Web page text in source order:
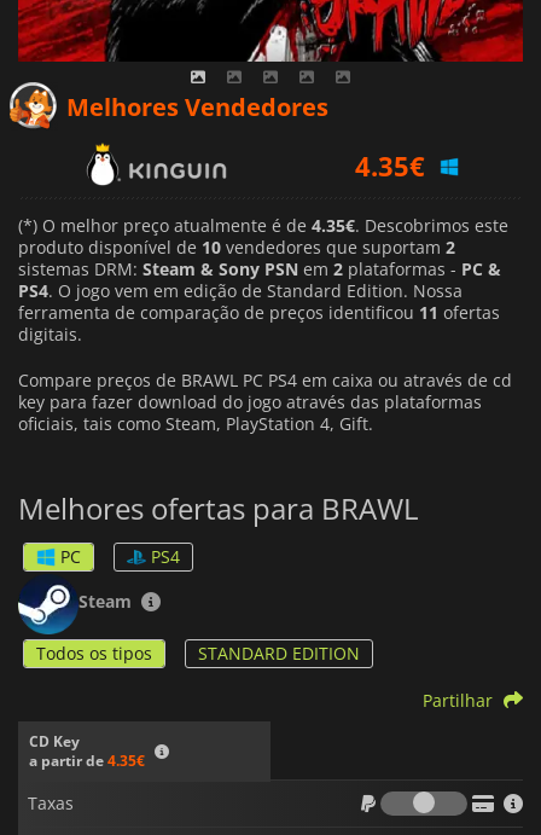
Melhores Vendedores
5.24€
4.42€
(*) O melhor preço atualmente é de 4.35€. Descobrimos este
produto disponível de 10 vendedores que suportam 2
sistemas DRM: Steam & Sony PSN em 2 plataformas - PC &
PS4. O jogo vem em edição de Standard Edition. Nossa
ferramenta de comparação de preços identificou 11 ofertas
digitais.
Compare preços de BRAWL PC PS4 em caixa ou através de cd
key para fazer download do jogo através das plataformas
oficiais, tais como Steam, PlayStation 4, Gift.
Melhores ofertas para BRAWL
PC
PS4
Steam
Todos os tipos STANDARD EDITION
CD Key
a partir de4.35€
Partilhar
Taxas
Taxas